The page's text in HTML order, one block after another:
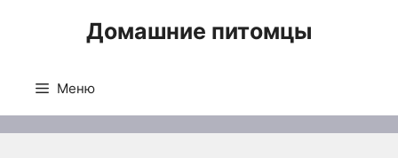
Домашние питомцы
Меню